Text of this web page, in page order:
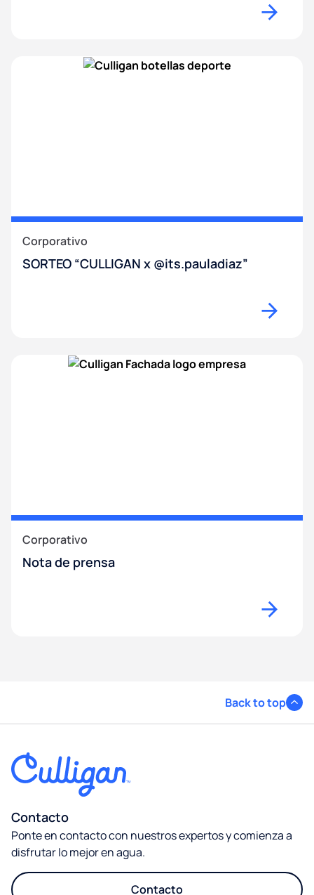
Corporativo
SORTEO “CULLIGAN x @its.pauladiaz”
Corporativo
Nota de prensa
Back to top
Contacto
Ponte en contacto con nuestros expertos y comienza a
disfrutar lo mejor en agua.
Contacto